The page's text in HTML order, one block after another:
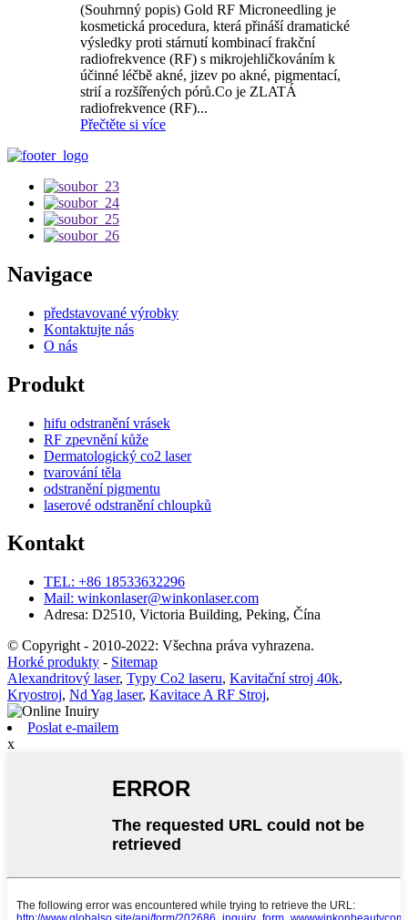
(Souhrnný popis) Gold RF Microneedling je
kosmetická procedura, která přináší dramatické
výsledky proti stárnutí kombinací frakční
radiofrekvence (RF) s mikrojehličkováním k
účinné léčbě akné, jizev po akné, pigmentací,
strií a rozšířených pórů.Co je ZLATÁ
radiofrekvence (RF)...
Přečtěte si více
Navigace
představované výrobky
Kontaktujte nás
O nás
Produkt
hifu odstranění vrásek
RF zpevnění kůže
Dermatologický co2 laser
tvarování těla
odstranění pigmentu
laserové odstranění chloupků
Kontakt
TEL: +86 18533632296
Mail: winkonlaser@winkonlaser.com
Adresa: D2510, Victoria Building, Peking, Čína
© Copyright - 2010-2022: Všechna práva vyhrazena.
Horké produkty - Sitemap
Alexandritový laser, Typy Co2 laseru, Kavitační stroj 40k,
Kryostroj, Nd Yag laser, Kavitace A RF Stroj,
Poslat e-mailem
x